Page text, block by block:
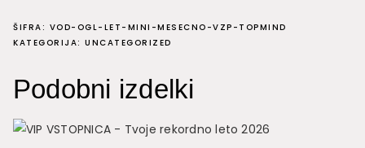
-
Topmind
Journey
količina
ŠIFRA: VOD-OGL-LET-MINI-MESECNO-VZP-TOPMIND
KATEGORIJA: UNCATEGORIZED
Podobni izdelki